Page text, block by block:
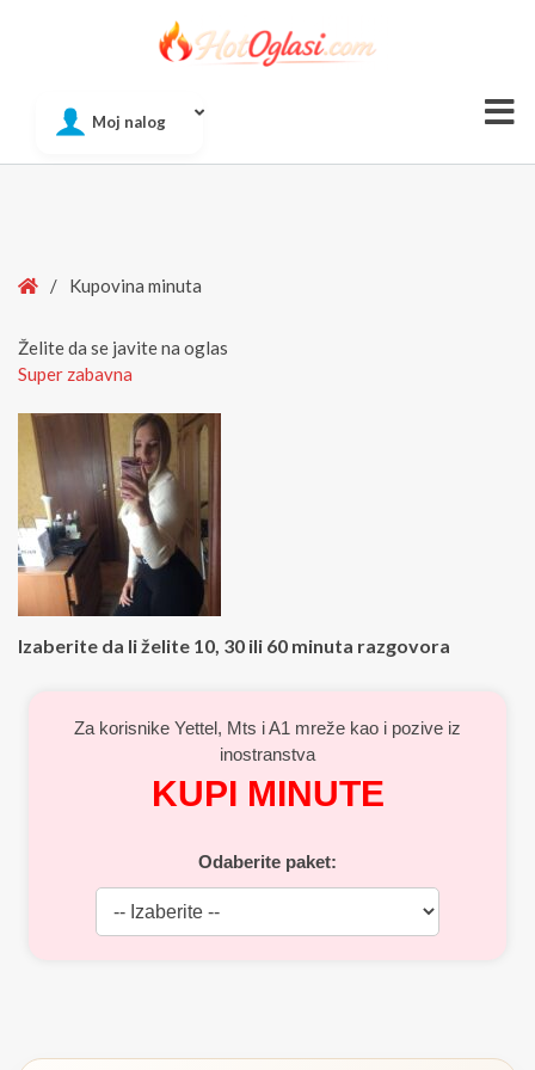
Moj nalog
Home
/ Kupovina minuta
Želite da se javite na oglas
Super zabavna
Izaberite da li želite 10, 30 ili 60 minuta razgovora
Za korisnike Yettel, Mts i A1 mreže kao i pozive iz
inostranstva
KUPI MINUTE
Odaberite paket: